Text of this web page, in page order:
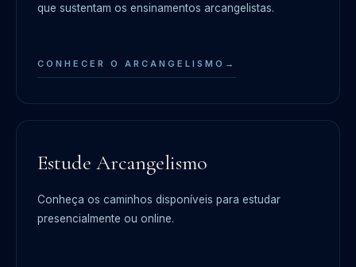
que sustentam os ensinamentos arcangelistas.
CONHECER O ARCANGELISMO →
Estude Arcangelismo
Conheça os caminhos disponíveis para estudar
presencialmente ou online.